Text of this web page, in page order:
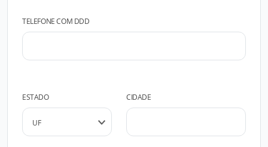
TELEFONE COM DDD
ESTADO CIDADE